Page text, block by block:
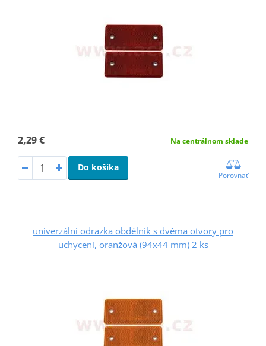
2,29 € Na centrálnom sklade
Do košíka
Porovnať
univerzální odrazka obdélník s dvěma otvory pro
uchycení, oranžová (94x44 mm) 2 ks